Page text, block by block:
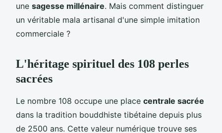
une sagesse millénaire. Mais comment distinguer
un véritable mala artisanal d'une simple imitation
commerciale ?
L'héritage spirituel des 108 perles
sacrées
Le nombre 108 occupe une place centrale sacrée
dans la tradition bouddhiste tibétaine depuis plus
de 2500 ans. Cette valeur numérique trouve ses